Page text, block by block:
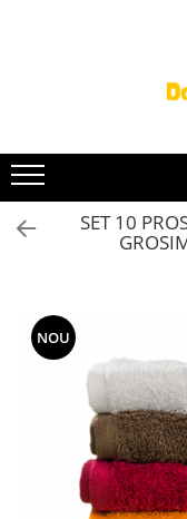
SET 5 Prosoape 100%
SET 10
NOU